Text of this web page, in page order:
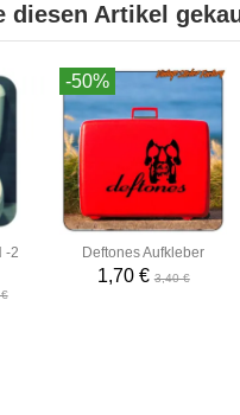
diesen Artikel
-2
-50%
Deftones Aufkleber
1,70 €3,40 €